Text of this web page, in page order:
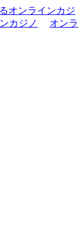
オンラインカジ
カジノ
オンラ